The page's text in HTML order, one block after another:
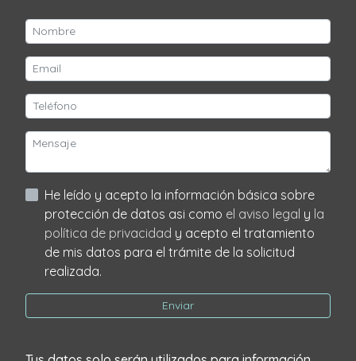
He leído y acepto la información básica sobre
protección de datos asi como el aviso legal y la
política de privacidad y acepto el tratamiento
de mis datos para el trámite de la solicitud
realizada.
Enviar